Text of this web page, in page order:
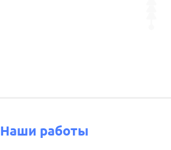
Наши работы